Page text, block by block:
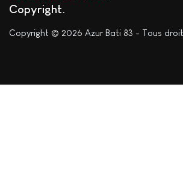
Copyright
Copyright © 2026 Azur Bati 83 - Tous